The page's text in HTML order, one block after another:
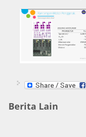
Berita Lain